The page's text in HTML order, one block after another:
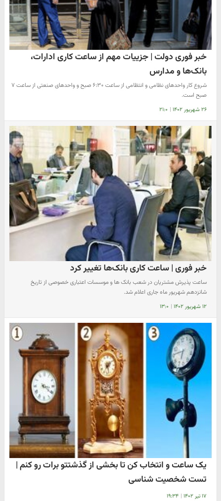
خبر فوری دولت | جزییات مهم از ساعت کاری ادارات،
بانک‌ها و مدارس
شروع کار واحد‌های نظامی و انتظامی از ساعت ۶:۳۰ صبح و واحدهای صنعتی از ساعت ۷
صبح است.
۲۶ شهریور ۱۴۰۲ | ۲۱:۰
خبر فوری | ساعت کاری بانک‌ها تغییر کرد
ساعت پذیرش مشتریان در شعب بانک ها و موسسات اعتباری خصوصی از تاریخ
شانزدهم شهریور ماه جاری اعلام شد.
۱۲ شهریور ۱۴۰۲ | ۱۳:۰
یک ساعت و انتخاب کن تا بخشی از گذشتتو برات رو کنم |
تست شخصیت شناسی
۱۷ تیر ۱۴۰۲ | ۱۹:۳۴